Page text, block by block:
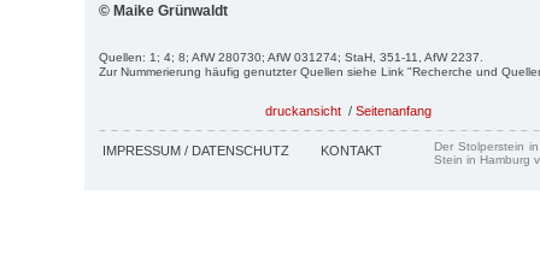
© Maike Grünwaldt
Quellen: 1; 4; 8; AfW 280730; AfW 031274; StaH, 351-11, AfW 2237.
Zur Nummerierung häufig genutzter Quellen siehe Link "Recherche und
druckansicht / Seitenanfang
IMPRESSUM / DATENSCHUTZ KONTAKT
Der Stolperstein
Stein in Hamburg